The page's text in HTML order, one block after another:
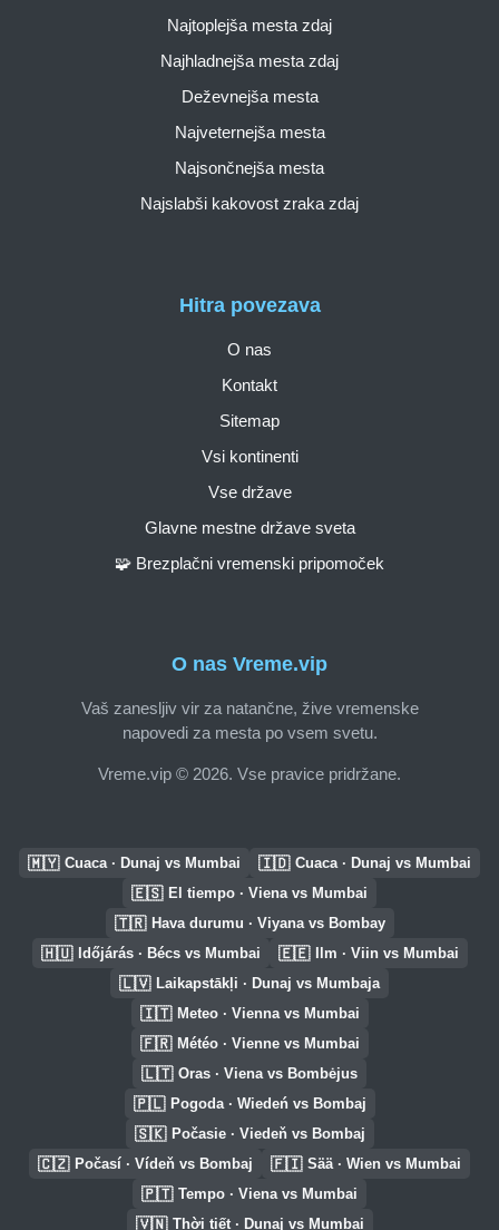
O nas Vreme.vip
Vaš zanesljiv vir za natančne, žive vremenske
napovedi za mesta po vsem svetu.
Vreme.vip © 2026. Vse pravice pridržane.
Hitra povezava
O nas
Kontakt
Sitemap
Vsi kontinenti
Vse države
Glavne mestne države sveta
🧩 Brezplačni vremenski pripomoček
Najtoplejša mesta zdaj
Najhladnejša mesta zdaj
Deževnejša mesta
Najveternejša mesta
Najsončnejša mesta
Najslabši kakovost zraka zdaj
🇲🇾 Cuaca · Dunaj vs Mumbai 🇮🇩 Cuaca · Dunaj vs Mumbai
🇪🇸 El tiempo · Viena vs Mumbai
🇹🇷 Hava durumu · Viyana vs Bombay
🇭🇺 Időjárás · Bécs vs Mumbai 🇪🇪 Ilm · Viin vs Mumbai
🇱🇻 Laikapstākļi · Dunaj vs Mumbaja
🇮🇹 Meteo · Vienna vs Mumbai
🇫🇷 Météo · Vienne vs Mumbai
🇱🇹 Oras · Viena vs Bombėjus
🇵🇱 Pogoda · Wiedeń vs Bombaj
🇸🇰 Počasie · Viedeň vs Bombaj
🇨🇿 Počasí · Vídeň vs Bombaj 🇫🇮 Sää · Wien vs Mumbai
🇵🇹 Tempo · Viena vs Mumbai
🇻🇳 Thời tiết · Dunaj vs Mumbai